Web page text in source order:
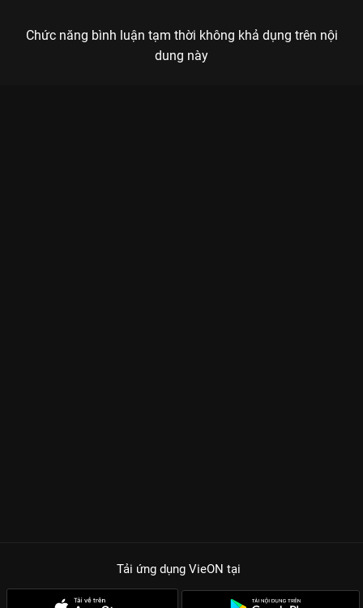
Chức năng bình luận tạm thời không khả dụng trên nội
dung này
Tải ứng dụng VieON tại